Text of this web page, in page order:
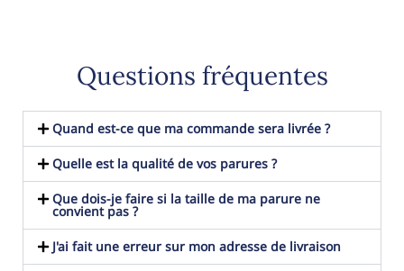
Questions fréquentes
Quand est-ce que ma commande sera livrée ?
Quelle est la qualité de vos parures ?
Que dois-je faire si la taille de ma parure ne
convient pas ?
J'ai fait une erreur sur mon adresse de livraison